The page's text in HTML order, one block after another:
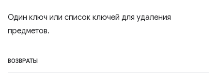
Один ключ или список ключей для удаления
предметов.
ВОЗВРАТЫ